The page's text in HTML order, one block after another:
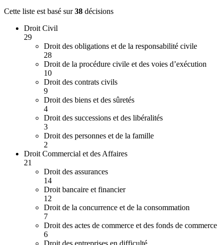
Cette liste est basé sur 38 décisions
Droit Civil
29
Droit des obligations et de la responsabilité civile
28
Droit de la procédure civile et des voies d’exécution
10
Droit des contrats civils
9
Droit des biens et des sûretés
4
Droit des successions et des libéralités
3
Droit des personnes et de la famille
2
Droit Commercial et des Affaires
21
Droit des assurances
14
Droit bancaire et financier
12
Droit de la concurrence et de la consommation
7
Droit des actes de commerce et des fonds de commerce
6
Droit des entreprises en difficulté